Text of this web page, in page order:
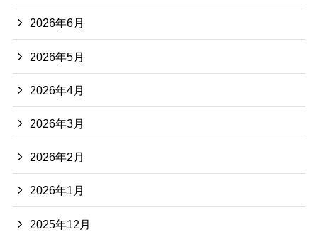
2026年6月
2026年5月
2026年4月
2026年3月
2026年2月
2026年1月
2025年12月